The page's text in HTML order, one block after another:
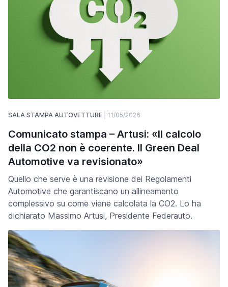
SALA STAMPA AUTOVETTURE 11/05/2026
Comunicato stampa – Artusi: «Il calcolo
della CO2 non è coerente. Il Green Deal
Automotive va revisionato»
Quello che serve è una revisione dei Regolamenti
Automotive che garantiscano un allineamento
complessivo su come viene calcolata la CO2. Lo ha
dichiarato Massimo Artusi, Presidente Federauto.